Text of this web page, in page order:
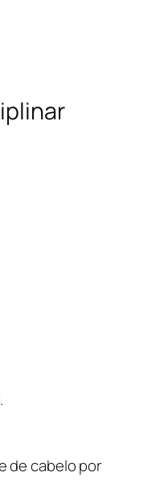
de cabelo por